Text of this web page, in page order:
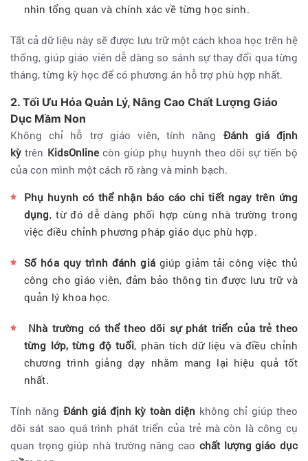
nhìn tổng quan và chính xác về từng học sinh.
Tất cả dữ liệu này sẽ được lưu trữ một cách khoa học trên hệ
thống, giúp giáo viên dễ dàng so sánh sự thay đổi qua từng
tháng, từng kỳ học để có phương án hỗ trợ phù hợp nhất.
2. Tối Ưu Hóa Quản Lý, Nâng Cao Chất Lượng Giáo
Dục Mầm Non
Không chỉ hỗ trợ giáo viên, tính năng Đánh giá định
kỳ trên KidsOnlinecòn giúp phụ huynh theo dõi sự tiến bộ
của con mình một cách rõ ràng và minh bạch.
Phụ huynh có thể nhận báo cáo chi tiết ngay trên ứng
dụng, từ đó dễ dàng phối hợp cùng nhà trường trong
việc điều chỉnh phương pháp giáo dục phù hợp.
Số hóa quy trình đánh giágiúp giảm tải công việc thủ
công cho giáo viên, đảm bảo thông tin được lưu trữ và
quản lý khoa học.
Nhà trường có thể theo dõi sự phát triển của trẻ theo
từng lớp, từng độ tuổi, phân tích dữ liệu và điều chỉnh
chương trình giảng dạy nhằm mang lại hiệu quả tốt
nhất.
Tính năng Đánh giá định kỳ toàn diện không chỉ giúp theo
dõi sát sao quá trình phát triển của trẻ mà còn là công cụ
quan trọng giúp nhà trường nâng cao chất lượng giáo dục